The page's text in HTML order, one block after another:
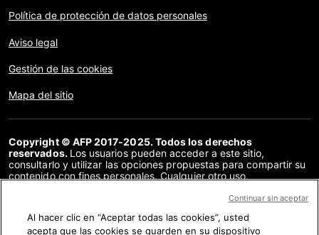
Política de protección de datos personales
Aviso legal
Gestión de las cookies
Mapa del sitio
Copyright © AFP 2017-2025. Todos los derechos
reservados. Los usuarios pueden acceder a este sitio,
consultarlo y utilizar las opciones propuestas para compartir su
contenido con fines personales. Cualquier otro uso,
distribución del contenido de este sitio, en su totalidad o en
acuerdo específico firmado con la AFP, está estrictamente
prohibido. Los elementos analizados en cada verificación se
Al hacer clic en “Aceptar todas las cookies”, usted
acepta que las cookies se guarden en su dispositivo
Continuar sin aceptar